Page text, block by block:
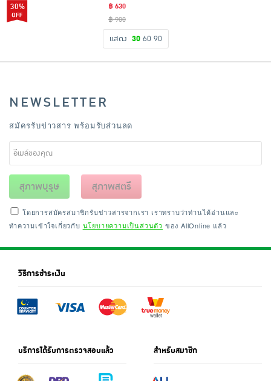
30%
฿ 630
฿ 900
แสดง 30 60 90
NEWSLETTER
สมัครรับข่าวสาร พร้อมรับส่วนลด
สุภาพบุรุษ สุภาพสตรี
โดยการสมัครสมาชิกรับข่าวสารจากเรา เราทราบว่าท่านได้อ่านและ
ทำความเข้าใจเกี่ยวกับ นโยบายความเป็นส่วนตัว ของ AllOnline แล้ว
วิธีการชำระเงิน
บริการได้รับการตรวจสอบแล้ว สำหรับสมาชิก